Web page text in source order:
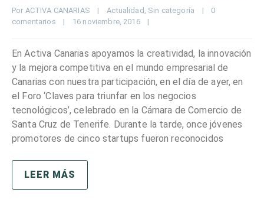
Por ACTIVA CANARIAS | Actualidad , Sin categoría |
0
comentarios
| 16 noviembre, 2016 |
En Activa Canarias apoyamos la creatividad, la innovación
y la mejora competitiva en el mundo empresarial de
Canarias con nuestra participación, en el día de ayer, en
el Foro ‘Claves para triunfar en los negocios
tecnológicos’, celebrado en la Cámara de Comercio de
Santa Cruz de Tenerife. Durante la tarde, once jóvenes
promotores de cinco startups fueron reconocidos
LEER MÁS